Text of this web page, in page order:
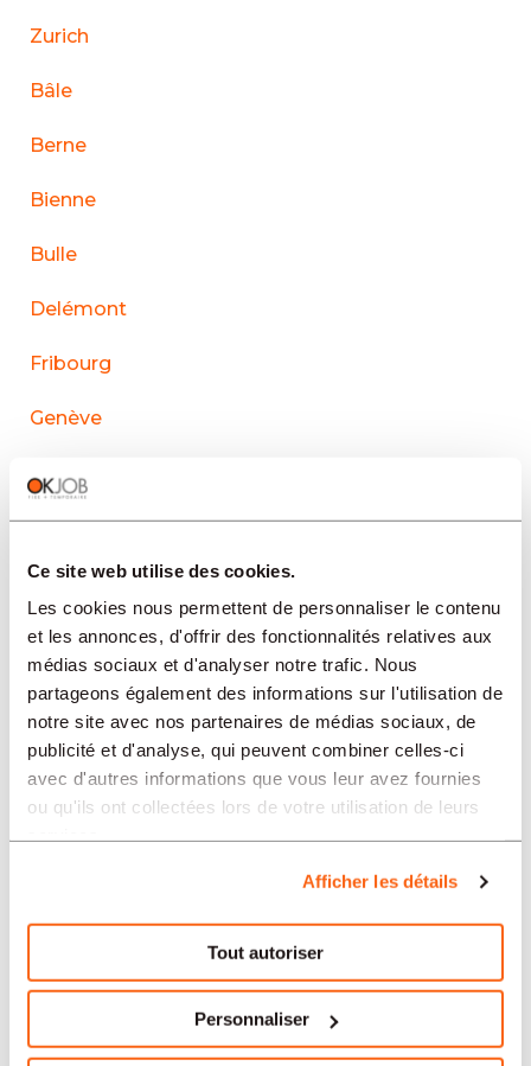
Ce site web utilise des cookies.
Les cookies nous permettent de personnaliser le contenu
et les annonces, d'offrir des fonctionnalités relatives aux
médias sociaux et d'analyser notre trafic. Nous
partageons également des informations sur l'utilisation de
notre site avec nos partenaires de médias sociaux, de
publicité et d'analyse, qui peuvent combiner celles-ci
avec d'autres informations que vous leur avez fournies
ou qu'ils ont collectées lors de votre utilisation de leurs
Afficher les détails
Tout autoriser
Personnaliser
Zurich
Bâle
Berne
Bienne
Bulle
Delémont
Fribourg
Genève
La Chaux-de-Fonds
Lausanne
Le Sentier
Neuchâtel
Soleure
Yverdon-les-Bains
Aarau
Nos offres d’emploi en Suisse
par secteur
Administration et secrétariat
Horlogerie